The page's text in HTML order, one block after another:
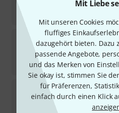
Mit Liebe
Mit unseren Cookies
fluffiges
dazugehört bieten. Dazu
passende Angebote,
und das Merken von
Sie okay ist, stimmen Sie
für Präferenzen,
einfach durch einen Klick
Sofort lieferbar
ThonSD 14U System
5
Sofort lieferbar
739€
ThonCase Bose S1
28
Sofort lieferbar